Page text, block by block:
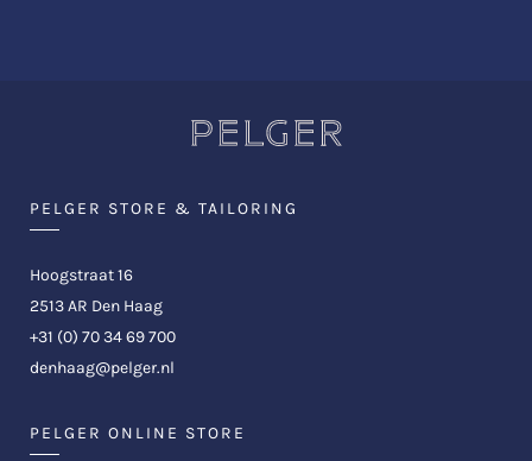
PELGER STORE & TAILORING
Hoogstraat 16
2513 AR Den Haag
+31 (0) 70 34 69 700
denhaag@pelger.nl
PELGER ONLINE STORE